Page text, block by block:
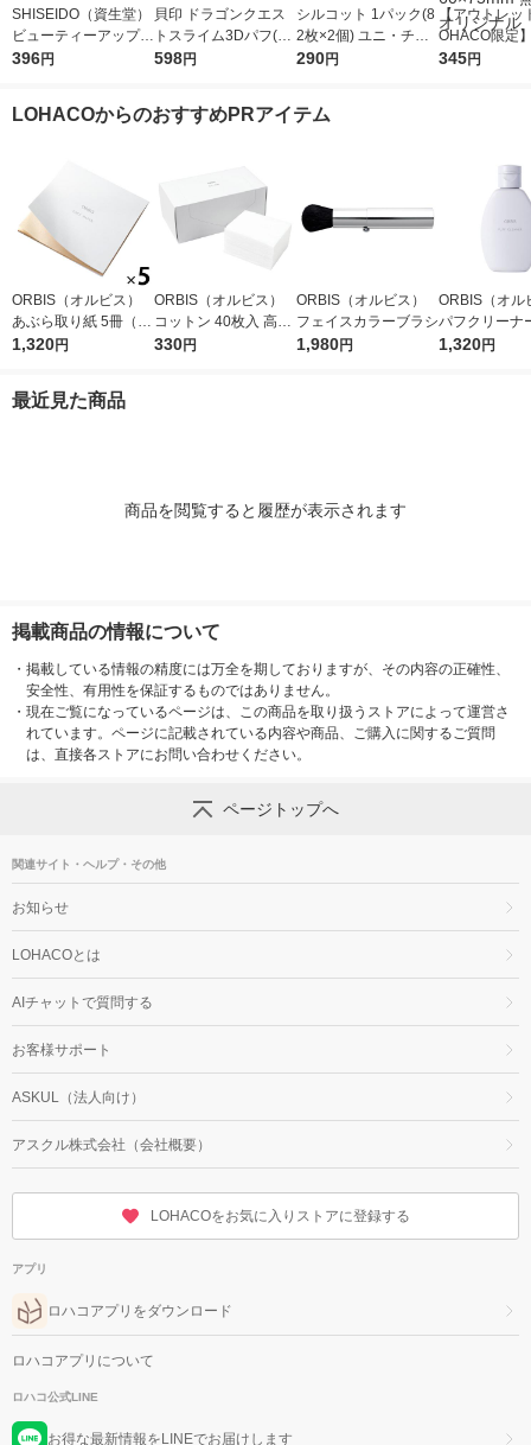
SHISEIDO（資生堂）
ビューティーアップコ
ットン G 108枚
396円
貝印 ドラゴンクエス
トスライム3Dパフ(ス
ライム) 000KQ3313 1
598円
シルコット 1パック(8
2枚×2個) ユニ・チャ
ーム コットンパフ
290円
【アウトレッ
OHACO限定
ニック コット
345円
LOHACOからのおすすめPRアイテム
ORBIS（オルビス）
あぶら取り紙 5冊（30
枚×5冊）
1,320円
ORBIS（オルビス）
コットン 40枚入 高級
綿100％
330円
ORBIS（オルビス）
フェイスカラーブラシ
1,980円
ORBIS（オル
パフクリーナ
×2個
1,320円
最近見た商品
商品を閲覧すると履歴が表示されます
掲載商品の情報について
・ 掲載している情報の精度には万全を期しておりますが、その内容の正確性、
安全性、有用性を保証するものではありません。
・ 現在ご覧になっているページは、この商品を取り扱うストアによって運営さ
れています。ページに記載されている内容や商品、ご購入に関するご質問
は、直接各ストアにお問い合わせください。
ページトップへ
関連サイト・ヘルプ・その他
お知らせ
LOHACOとは
AIチャットで質問する
お客様サポート
ASKUL（法人向け）
アスクル株式会社（会社概要）
LOHACOをお気に入りストアに登録する
アプリ
ロハコアプリをダウンロード
ロハコアプリについて
ロハコ公式LINE
お得な最新情報をLINEでお届けします